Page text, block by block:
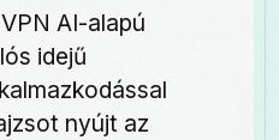
AI-alapú
idejű
nyújt az